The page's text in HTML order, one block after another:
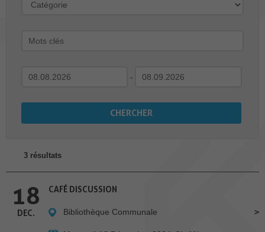
-
3 résultats
18
DEC.
CAFÉ DISCUSSION
Bibliothèque Communale